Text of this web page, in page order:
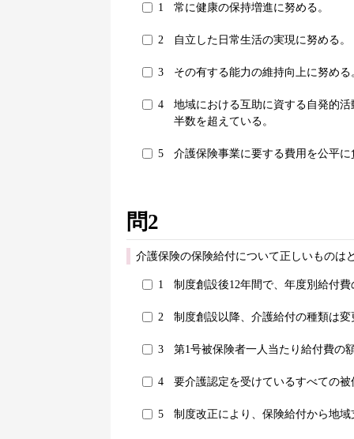
1 常に健康の保持増進に努める。
2 自立した日常生活の実現に努める。
3 その有する能力の維持向上に努める
4
地域における互助に資する自発的
半数を超えている。
5 介護保険事業に要する費用を公平に
問2
介護保険の保険給付について正しいものは
1 制度創設後12年間で、年度別給付
2 制度創設以降、介護給付の種類は
3 第1号被保険者一人当たり給付費の
4 要介護認定を受けているすべての
5 制度改正により、保険給付から地